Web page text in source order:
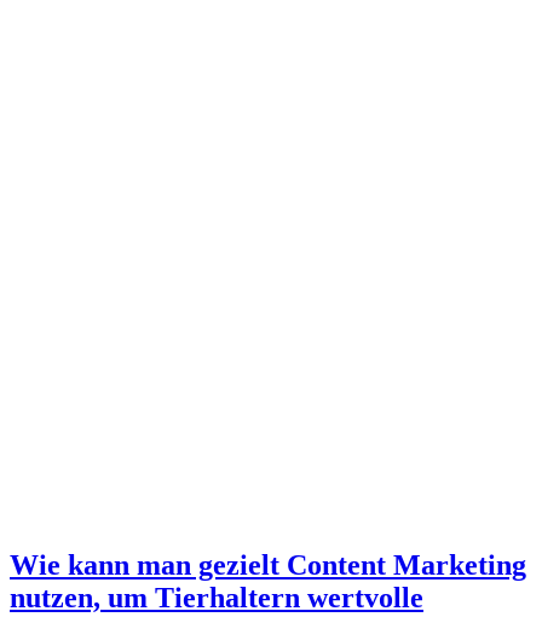
Wie kann man gezielt Content Marketing
nutzen, um Tierhaltern wertvolle